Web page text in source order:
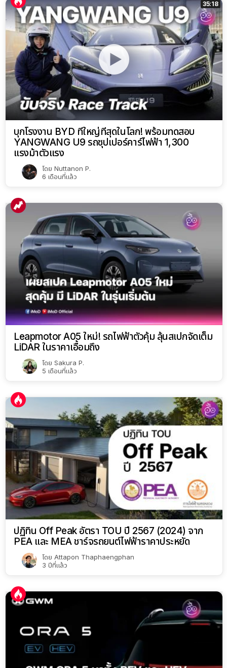
35:18
บุกโรงงาน BYD ที่ใหญ่ที่สุดในโลก! พร้อมทดสอบ
YANGWANG U9 รถซุปเปอร์คาร์ไฟฟ้า 1,300
แรงม้าตัวแรง
โดย Nuttanon P.
6 เดือนที่แล้ว
Leapmotor A05 ใหม่! รถไฟฟ้าตัวคุ้ม ลุ้นสเปกจัดเต็ม
LiDAR ในราคาเอื้อมถึง
โดย Sakura P.
5 เดือนที่แล้ว
ปฏิทิน Off Peak อัตรา TOU ปี 2567 (2024) จาก
PEA และ MEA ชาร์จรถยนต์ไฟฟ้าราคาประหยัด
โดย Attapon Thaphaengphan
3 ปีที่แล้ว